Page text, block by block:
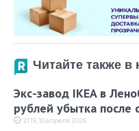
Читайте также в
Экс-завод IKEA в
рублей убытка после
21:15, 10 апреля 2026